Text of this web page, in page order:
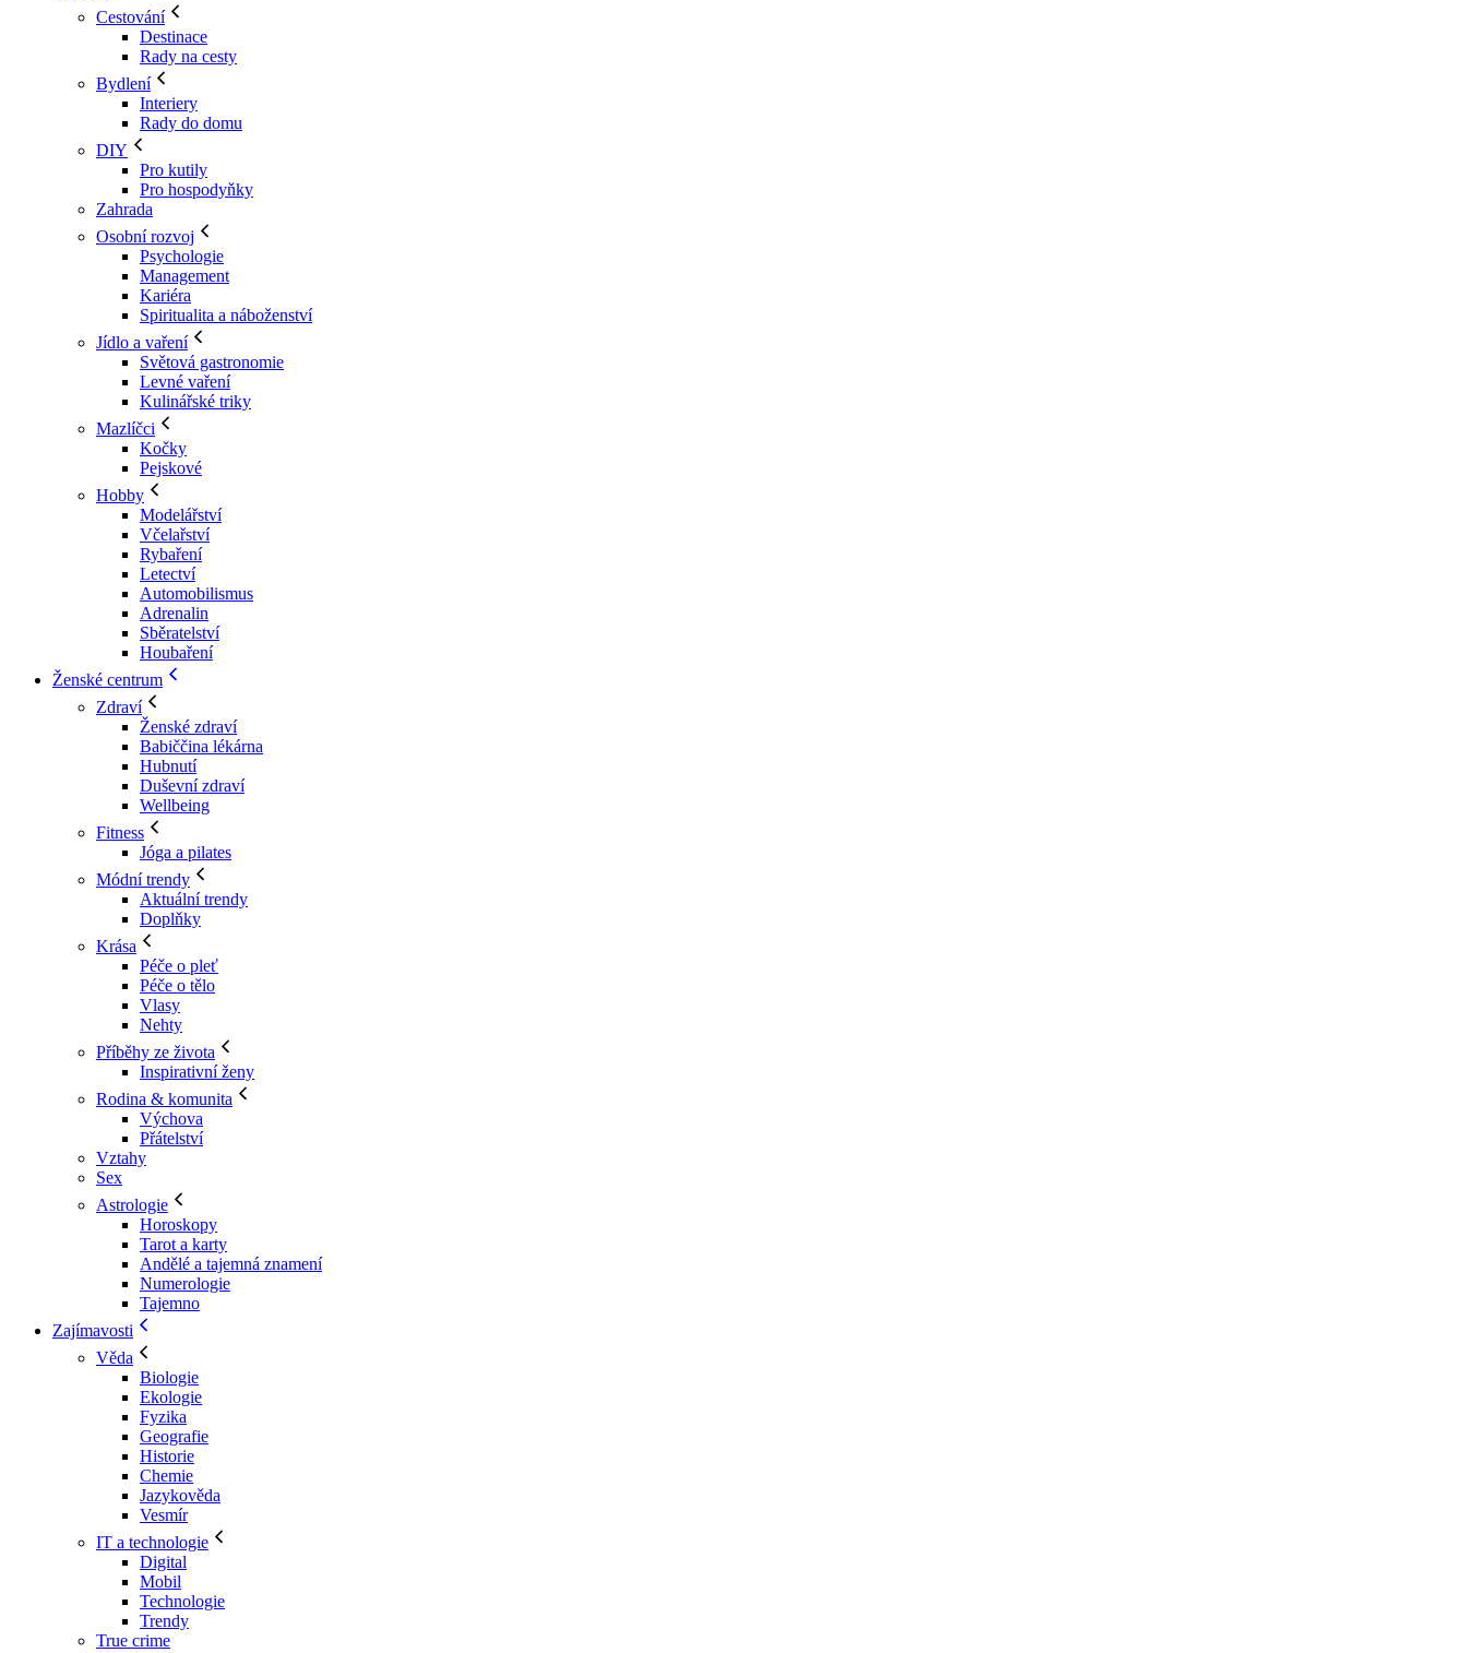
Cestování
Destinace
Rady na cesty
Bydlení
Interiery
Rady do domu
DIY
Pro kutily
Pro hospodyňky
Zahrada
Osobní rozvoj
Psychologie
Management
Kariéra
Spiritualita a náboženství
Jídlo a vaření
Světová gastronomie
Levné vaření
Kulinářské triky
Mazlíčci
Kočky
Pejskové
Hobby
Modelářství
Včelařství
Rybaření
Letectví
Automobilismus
Adrenalin
Sběratelství
Houbaření
Ženské centrum
Zdraví
Ženské zdraví
Babiččina lékárna
Hubnutí
Duševní zdraví
Wellbeing
Fitness
Jóga a pilates
Módní trendy
Aktuální trendy
Doplňky
Krása
Péče o pleť
Péče o tělo
Vlasy
Nehty
Příběhy ze života
Inspirativní ženy
Rodina & komunita
Výchova
Přátelství
Vztahy
Sex
Astrologie
Horoskopy
Tarot a karty
Andělé a tajemná znamení
Numerologie
Tajemno
Zajímavosti
Věda
Biologie
Ekologie
Fyzika
Geografie
Historie
Chemie
Jazykověda
Vesmír
IT a technologie
Digital
Mobil
Technologie
Trendy
True crime